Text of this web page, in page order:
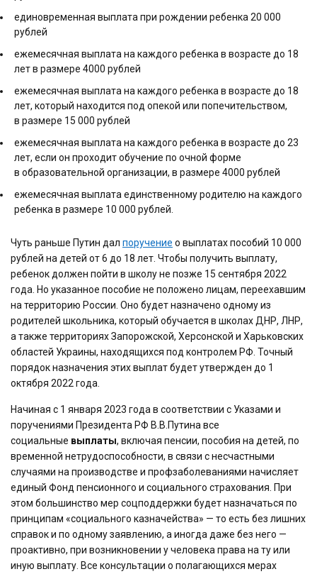
единовременная выплата при рождении ребенка 20 000
рублей
ежемесячная выплата на каждого ребенка в возрасте до 18
лет в размере 4000 рублей
ежемесячная выплата на каждого ребенка в возрасте до 18
лет, который находится под опекой или попечительством,
в размере 15 000 рублей
ежемесячная выплата на каждого ребенка в возрасте до 23
лет, если он проходит обучение по очной форме
в образовательной организации, в размере 4000 рублей
ежемесячная выплата единственному родителю на каждого
ребенка в размере 10 000 рублей.
Чуть раньше Путин дал поручение о выплатах пособий 10 000
рублей на детей от 6 до 18 лет. Чтобы получить выплату,
ребенок должен пойти в школу не позже 15 сентября 2022
года. Но указанное пособие не положено лицам, переехавшим
на территорию России. Оно будет назначено одному из
родителей школьника, который обучается в школах ДНР, ЛНР,
а также территориях Запорожской, Херсонской и Харьковских
областей Украины, находящихся под контролем РФ. Точный
порядок назначения этих выплат будет утвержден до 1
октября 2022 года.
Начиная с 1 января 2023 года в соответствии с Указами и
поручениями Президента РФ В.В.Путина все
социальные выплаты, включая пенсии, пособия на детей, по
временной нетрудоспособности, в связи с несчастными
случаями на производстве и профзаболеваниями начисляет
единый Фонд пенсионного и социального страхования. При
этом большинство мер соцподдержки будет назначаться по
принципам «социального казначейства» — то есть без лишних
справок и по одному заявлению, а иногда даже без него —
проактивно, при возникновении у человека права на ту или
иную выплату. Все консультации о полагающихся мерах